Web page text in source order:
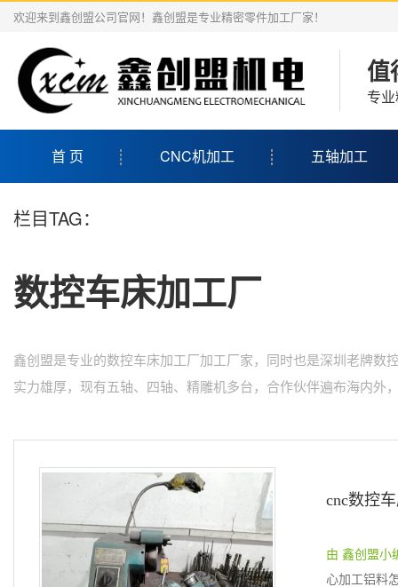
欢迎来到鑫创盟公司官网！鑫创盟是专业精密零件加工厂家！
值
专
首 页 CNC机加工 五轴加工
栏目TAG：
数控车床加工厂
鑫创盟是专业的数控车床加工厂加工厂家，同时也是深圳老牌
实力雄厚，现有五轴、四轴、精雕机多台，合作伙伴遍布海内外
由 鑫创盟小
心加工铝料